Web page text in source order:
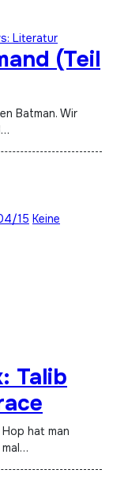
Literatur
(Teil
15 Keine
Talib